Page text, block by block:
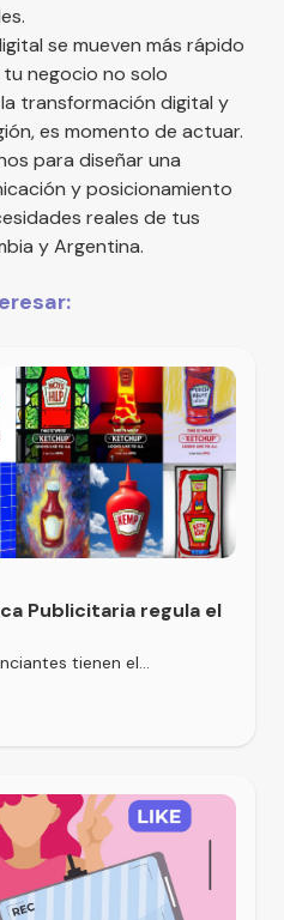
se mueven más rápido
tu negocio no solo
transformación digital y
es momento de actuar.
para diseñar una
y posicionamiento
reales de tus
y Argentina.
Publicitaria regula el
tienen el…